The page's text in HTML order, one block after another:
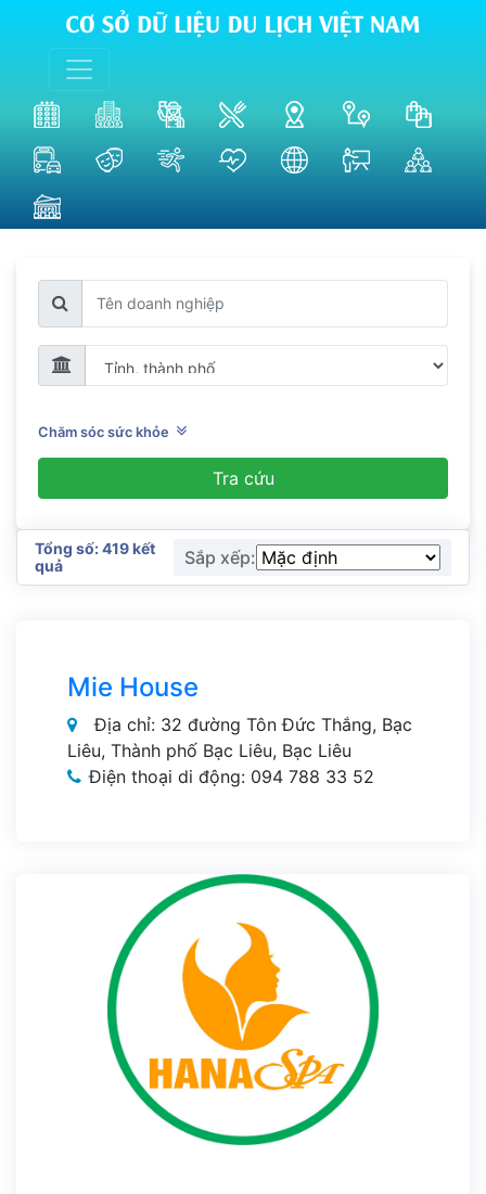
Chăm sóc sức khỏe
Tra cứu
Tổng số: 419 kết
quả
Sắp xếp:
Mie House
Địa chỉ: 32 đường Tôn Đức Thắng, Bạc
Liêu, Thành phố Bạc Liêu, Bạc Liêu
Điện thoại di động: 094 788 33 52